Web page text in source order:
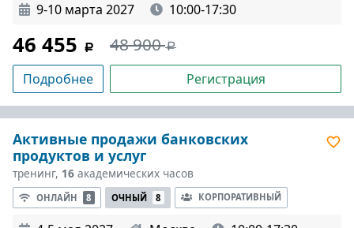
9-10 марта 2027 10:00-17:30
46 455 48 900
Подробнее Регистрация
Активные продажи банковских
продуктов и услуг
тренинг, 16 академических часов
ОНЛАЙН 8 ОЧНЫЙ 8 КОРПОРАТИВНЫЙ